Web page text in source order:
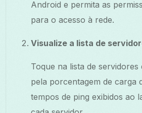
Android e permita as
para o acesso à rede.
Visualize a lista de
Toque na lista de
pela porcentagem de carga
tempos de ping exibidos ao